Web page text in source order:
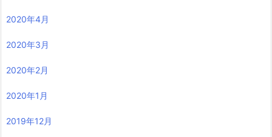
2020年4月
2020年3月
2020年2月
2020年1月
2019年12月